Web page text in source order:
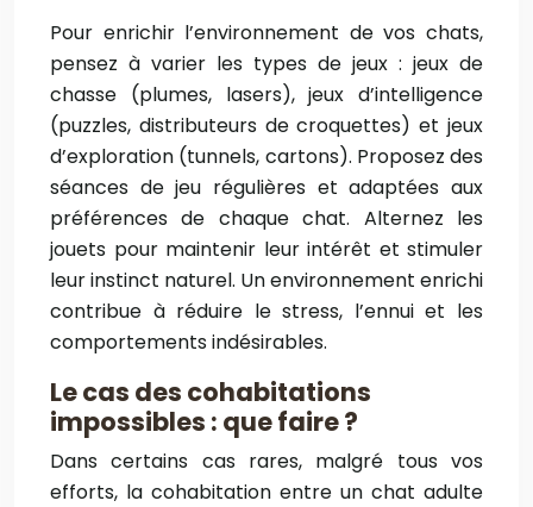
Pour enrichir l’environnement de vos chats,
pensez à varier les types de jeux : jeux de
chasse (plumes, lasers), jeux d’intelligence
(puzzles, distributeurs de croquettes) et jeux
d’exploration (tunnels, cartons). Proposez des
séances de jeu régulières et adaptées aux
préférences de chaque chat. Alternez les
jouets pour maintenir leur intérêt et stimuler
leur instinct naturel. Un environnement enrichi
contribue à réduire le stress, l’ennui et les
comportements indésirables.
Le cas des cohabitations
impossibles : que faire ?
Dans certains cas rares, malgré tous vos
efforts, la cohabitation entre un chat adulte